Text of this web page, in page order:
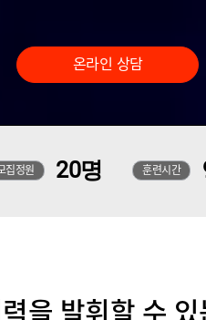
온라인 상담
집정원 20명 훈련시간
을 발휘할 수